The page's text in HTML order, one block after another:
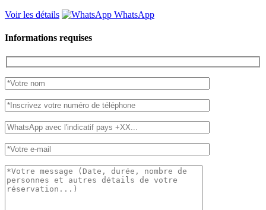
Voir les détails
WhatsApp
Informations requises